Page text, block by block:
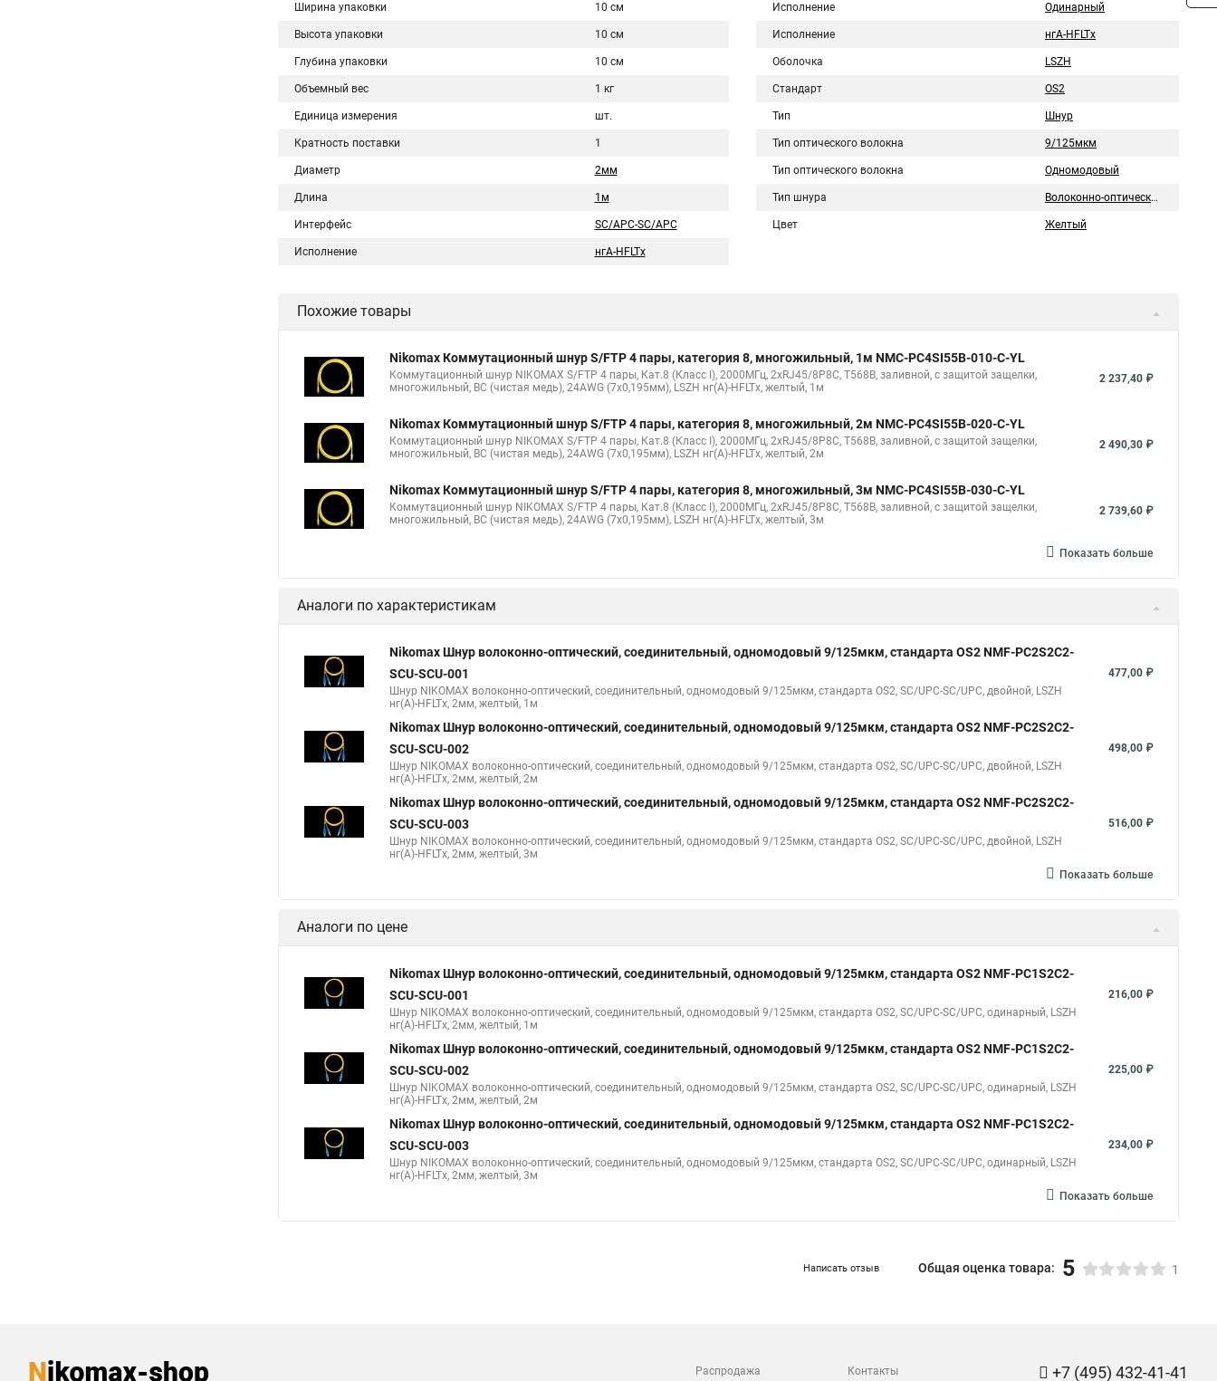
Ширина упаковки 10 см
Высота упаковки 10 см
Глубина упаковки 10 см
Объемный вес 1 кг
Единица измерения шт.
Кратность поставки 1
Диаметр 2мм
Длина 1м
Интерфейс SC/APC-SC/APC
Исполнение нгA-HFLTx
Исполнение Одинарный
Исполнение нгА-HFLTx
Оболочка LSZH
Стандарт OS2
Тип Шнур
Тип оптического волокна 9/125мкм
Тип оптического волокна Одномодовый
Тип шнура Волоконно-оптический
Цвет Желтый
Похожие товары
Nikomax Коммутационный шнур S/FTP 4 пары, категория 8, многожильный, 1м NMC-PC4SI55B-010-C-YL
Коммутационный шнур NIKOMAX S/FTP 4 пары, Кат.8 (Класс I), 2000МГц, 2хRJ45/8P8C, T568B, заливной, с защитой защелки,
многожильный, BC (чистая медь), 24AWG (7х0,195мм), LSZH нг(А)-HFLTx, желтый, 1м
2 237,40 ₽
Nikomax Коммутационный шнур S/FTP 4 пары, категория 8, многожильный, 2м NMC-PC4SI55B-020-C-YL
Коммутационный шнур NIKOMAX S/FTP 4 пары, Кат.8 (Класс I), 2000МГц, 2хRJ45/8P8C, T568B, заливной, с защитой защелки,
многожильный, BC (чистая медь), 24AWG (7х0,195мм), LSZH нг(А)-HFLTx, желтый, 2м
2 490,30 ₽
Nikomax Коммутационный шнур S/FTP 4 пары, категория 8, многожильный, 3м NMC-PC4SI55B-030-C-YL
Коммутационный шнур NIKOMAX S/FTP 4 пары, Кат.8 (Класс I), 2000МГц, 2хRJ45/8P8C, T568B, заливной, с защитой защелки,
многожильный, BC (чистая медь), 24AWG (7х0,195мм), LSZH нг(А)-HFLTx, желтый, 3м
2 739,60 ₽
Показать больше
Аналоги по характеристикам
Nikomax Шнур волоконно-оптический, соединительный, одномодовый 9/125мкм, стандарта OS2 NMF-PC2S2C2-
SCU-SCU-001
Шнур NIKOMAX волоконно-оптический, соединительный, одномодовый 9/125мкм, стандарта OS2, SC/UPC-SC/UPC, двойной, LSZH
нг(A)-HFLTx, 2мм, желтый, 1м
477,00 ₽
Nikomax Шнур волоконно-оптический, соединительный, одномодовый 9/125мкм, стандарта OS2 NMF-PC2S2C2-
SCU-SCU-002
Шнур NIKOMAX волоконно-оптический, соединительный, одномодовый 9/125мкм, стандарта OS2, SC/UPC-SC/UPC, двойной, LSZH
нг(A)-HFLTx, 2мм, желтый, 2м
498,00 ₽
Nikomax Шнур волоконно-оптический, соединительный, одномодовый 9/125мкм, стандарта OS2 NMF-PC2S2C2-
SCU-SCU-003
Шнур NIKOMAX волоконно-оптический, соединительный, одномодовый 9/125мкм, стандарта OS2, SC/UPC-SC/UPC, двойной, LSZH
нг(A)-HFLTx, 2мм, желтый, 3м
516,00 ₽
Показать больше
Аналоги по цене
Nikomax Шнур волоконно-оптический, соединительный, одномодовый 9/125мкм, стандарта OS2 NMF-PC1S2C2-
SCU-SCU-001
Шнур NIKOMAX волоконно-оптический, соединительный, одномодовый 9/125мкм, стандарта OS2, SC/UPC-SC/UPC, одинарный, LSZH
нг(A)-HFLTx, 2мм, желтый, 1м
216,00 ₽
Nikomax Шнур волоконно-оптический, соединительный, одномодовый 9/125мкм, стандарта OS2 NMF-PC1S2C2-
SCU-SCU-002
Шнур NIKOMAX волоконно-оптический, соединительный, одномодовый 9/125мкм, стандарта OS2, SC/UPC-SC/UPC, одинарный, LSZH
нг(A)-HFLTx, 2мм, желтый, 2м
225,00 ₽
Nikomax Шнур волоконно-оптический, соединительный, одномодовый 9/125мкм, стандарта OS2 NMF-PC1S2C2-
SCU-SCU-003
Шнур NIKOMAX волоконно-оптический, соединительный, одномодовый 9/125мкм, стандарта OS2, SC/UPC-SC/UPC, одинарный, LSZH
нг(A)-HFLTx, 2мм, желтый, 3м
234,00 ₽
Показать больше
Написать отзыв Общая оценка товара: 5 1
Распродажа Контакты +7 (495) 432-41-41